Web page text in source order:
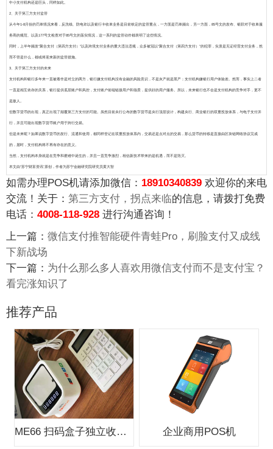
中小支付机构还是巨头，同样如此。
2、关于第三方支付监管
从今年1-8月份的罚单情况来看，反洗钱、防电诈以及银行卡收单业务是目前铁定的监管重点，一方面是罚单频出，另一方面，85号文的发布、银联对于收单服
务商的规范、以及177号文检查对于85号文的落实情况，这一系列的监管动作都表明了这些情况。
同时，上半年频发“聚合支付（第四方支付）”以及跨境支付业务的重大违法违规，众多被冠以“聚合支付（第四方支付）”的犯罪，实质是无证经营支付业务，然
而不管是什么，都或将迎来新的监管措施。
3、关于第三方支付的未来
支付机构和银行多年来一直被看作是对立的两方，银行嫌支付机构没有金融的风险意识，不是灰产就是黑产；支付机构嫌银行用户体验差。然而，事实上二者
一直是相互依存的关系，银行提供底层账户和风控，支付账户前端链接用户和场景，提供好的用户服务。所以，未来银行也不会是支付机构的竞争对手，更不
是敌人。
但数字货币的出现，真正出现了颠覆第三方支付的可能。虽然目前央行公布的数字货币是央行顶层设计，构建央行、商业银行的双重投放体系，与电子支付并
行，并且可能出现数字货币账户用于跨行交易。
但是未来呢？如果说数字货币的发行、流通和使用，都同样登记在双重投放体系内，交易还是点对点的交易，那么货币的转移是直接由区块链网络协议完成
的，届时，支付机构将不再有存在的意义。
当然，支付机构本身就是在竞争和磨难中诞生的，并且一直竞争激烈，相信新技术带来的是机遇，而不是毁灭。
本文由“苏宁财富资讯”原创，作者为苏宁金融研究院研究员黄大智
如需办理POS机请添加微信： 18910340839 欢迎你的来电
交流！关于： 第三方支付，拐点来临的信息，请拨打免费
电话： 4008-118-928 进行沟通咨询！
上一篇： 微信支付推智能硬件青蛙Pro，刷脸支付又成线
下新战场
下一篇： 为什么那么多人喜欢用微信支付而不是支付宝？
看完涨知识了
推荐产品
ME66 扫码盒子独立收款支付盒子 企业商用POS机